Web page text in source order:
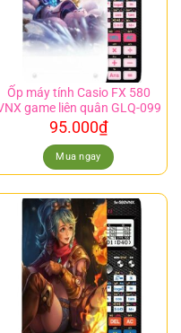
Ốp máy tính Casio FX 580
game liên quân GLQ-099
95.000₫
Mua ngay